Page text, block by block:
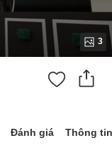
3
Đánh giá Thông